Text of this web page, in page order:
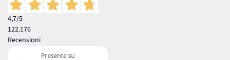
4,7/5
122.176
Recensioni